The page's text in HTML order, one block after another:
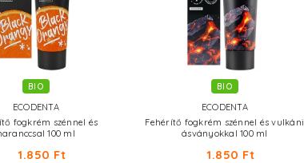
BIO
ECODENTA
fogkrém szénnel és
100 ml
1.850 Ft
BIO
ECODENTA
Fehérítő fogkrém szénnel és vulkáni
ásványokkal 100 ml
1.850 Ft